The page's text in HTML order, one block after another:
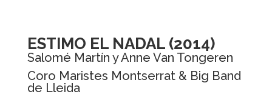
ESTIMO EL NADAL (2014)
Salomé Martín y Anne Van Tongeren
Coro Maristes Montserrat & Big Band
de Lleida